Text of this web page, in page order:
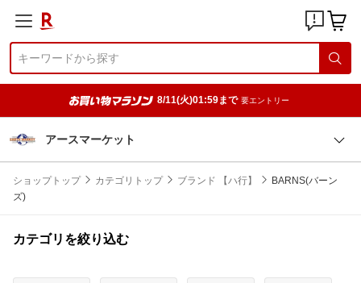
8/11(火)01:59まで 要エントリー
アースマーケット
ショップトップ カテゴリトップ ブランド 【ハ行】
BARNS(バーン
ズ)
カテゴリを絞り込む